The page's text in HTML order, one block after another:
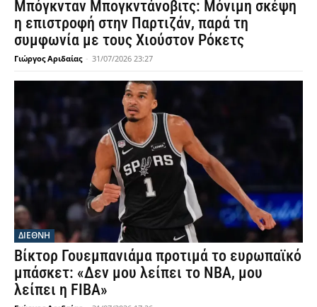
Μπόγκνταν Μπογκντάνοβιτς: Μόνιμη σκέψη
η επιστροφή στην Παρτιζάν, παρά τη
συμφωνία με τους Χιούστον Ρόκετς
Γιώργος Αριδαίας - 31/07/2026 23:27
ΔΙΕΘΝΗ
Βίκτορ Γουεμπανιάμα προτιμά το ευρωπαϊκό
μπάσκετ: «Δεν μου λείπει το NBA, μου
λείπει η FIBA»